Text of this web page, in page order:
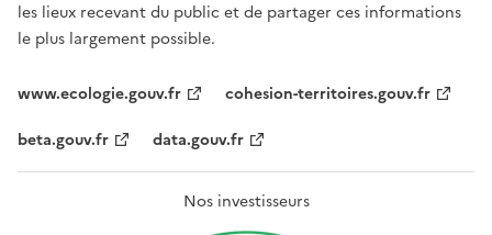
les lieux recevant du public et de partager ces informations
le plus largement possible.
www.ecologie.gouv.fr
cohesion-territoires.gouv.fr
beta.gouv.fr
data.gouv.fr
Nos investisseurs